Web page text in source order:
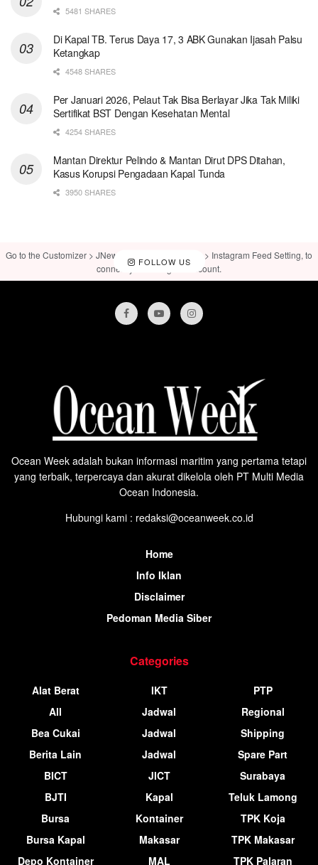
5481 SHARES
Di Kapal TB. Terus Daya 17, 3 ABK Gunakan Ijasah Palsu
Ketangkap
4548 SHARES
Per Januari 2026, Pelaut Tak Bisa Berlayar Jika Tak Miliki
Sertifikat BST Dengan Kesehatan Mental
4254 SHARES
Mantan Direktur Pelindo & Mantan Dirut DPS Ditahan,
Kasus Korupsi Pengadaan Kapal Tunda
3950 SHARES
FOLLOW US
Go to the Customizer > JNews : Social, Like & View > Instagram Feed Setting, to
connect your Instagram account.
Ocean Week adalah bukan informasi maritim yang pertama tetapi
yang terbaik, terpercaya dan akurat dikelola oleh PT Multi Media
Ocean Indonesia.
Hubungi kami : redaksi@oceanweek.co.id
Home
Info Iklan
Disclaimer
Pedoman Media Siber
Categories
Alat Berat
All
Bea Cukai
Berita Lain
BICT
BJTI
Bursa
Bursa Kapal
Depo Kontainer
IKT
Jadwal
Jadwal
Jadwal
JICT
Kapal
Kontainer
Makasar
MAL
PTP
Regional
Shipping
Spare Part
Surabaya
Teluk Lamong
TPK Koja
TPK Makasar
TPK Palaran